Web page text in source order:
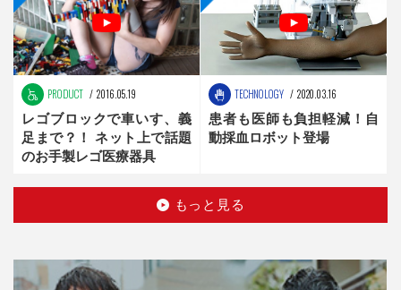
PRODUCT 2016.05.19
レゴブロックで車いす、義
足まで？！ ネット上で話題
のお手製レゴ医療器具
TECHNOLOGY 2020.03.16
患者も医師も負担軽減！自
動採血ロボット登場
もっと見る